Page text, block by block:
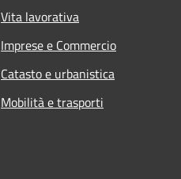
Vita lavorativa
Imprese e Commercio
Catasto e urbanistica
Mobilità e trasporti